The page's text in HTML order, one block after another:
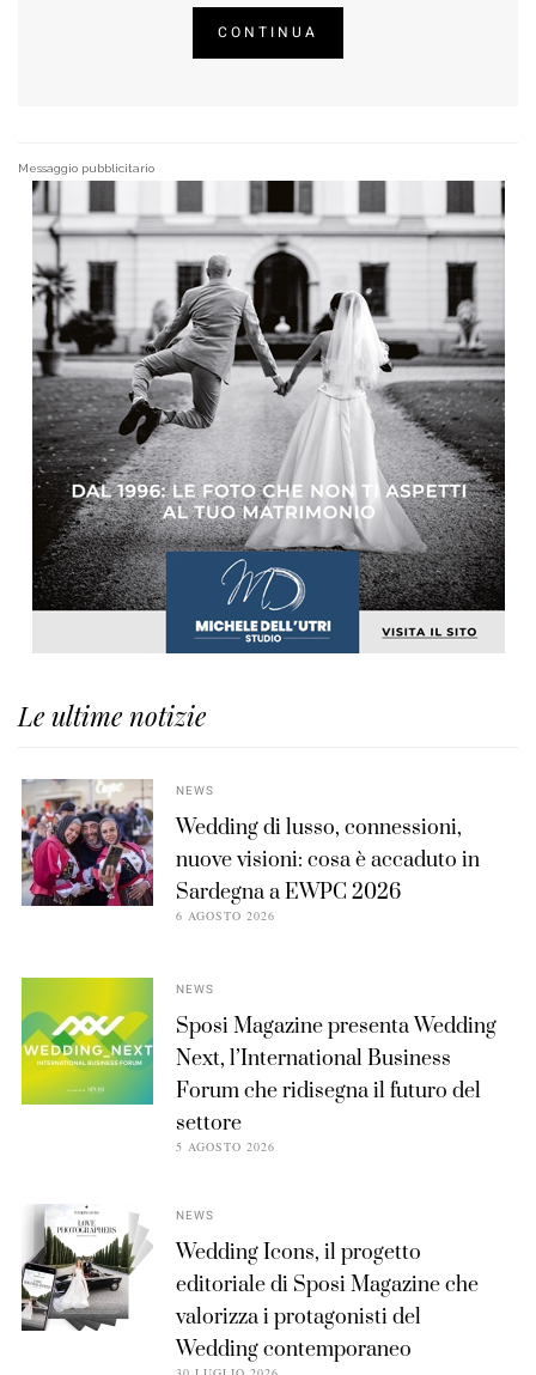
CONTINUA
Messaggio pubblicitario
Le ultime notizie
NEWS
Wedding di lusso, connessioni,
nuove visioni: cosa è accaduto in
Sardegna a EWPC 2026
6 AGOSTO 2026
NEWS
Sposi Magazine presenta Wedding
Next, l’International Business
Forum che ridisegna il futuro del
settore
5 AGOSTO 2026
NEWS
Wedding Icons, il progetto
editoriale di Sposi Magazine che
valorizza i protagonisti del
Wedding contemporaneo